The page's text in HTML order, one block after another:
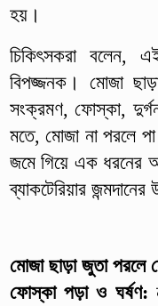
হয়।
চিকিৎসকরা বলেন,
বিপজ্জনক। মোজা
সংক্রমণ, ফোস্কা,
মতে, মোজা না পরলে
জমে গিয়ে এক ধরনের
ব্যাকটেরিয়ার
মোজা ছাড়া জুতা পরলে
ফোস্কা পড়া ও ঘর্ষণ: